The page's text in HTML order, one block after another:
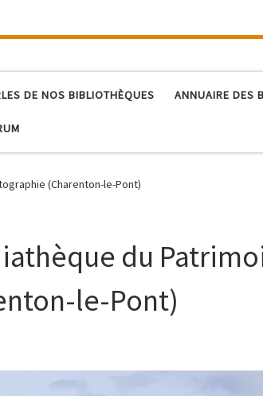
DE NOS BIBLIOTHÈQUES ANNUAIRE DES
(Charenton-le-Pont)
du
le-Pont)